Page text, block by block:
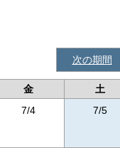
次の期間
金
土
7/4 7/5